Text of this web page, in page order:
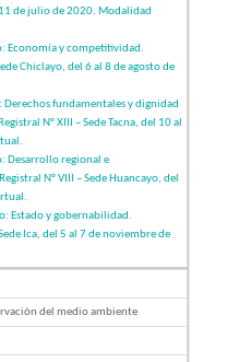
11 de julio de 2020. Modalidad
Economía y competitividad.
Chiclayo, del 6 al 8 de agosto de
fundamentales y dignidad
N° XIII – Sede Tacna, del 10 al
Desarrollo regional e
N° VIII – Sede Huancayo, del
Estado y gobernabilidad.
Ica, del 5 al 7 de noviembre de
del medio ambiente